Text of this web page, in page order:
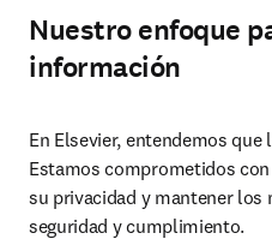
Nuestro enfoque
información
En Elsevier, entendemos que
Estamos comprometidos
su privacidad y mantener los
seguridad y cumplimiento.